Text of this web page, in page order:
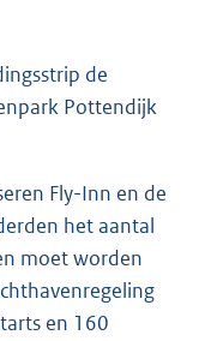
de
Pottendijk
Fly-Inn en de
het aantal
moet worden
en 160